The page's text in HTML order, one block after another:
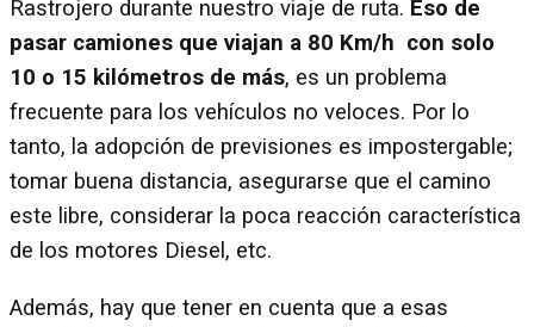
Rastrojero durante nuestro viaje de ruta. Eso de
pasar camiones que viajan a 80 Km/h con solo
10 o 15 kilómetros de más, es un problema
frecuente para los vehículos no veloces. Por lo
tanto, la adopción de previsiones es impostergable;
tomar buena distancia, asegurarse que el camino
este libre, considerar la poca reacción característica
de los motores Diesel, etc.
Además, hay que tener en cuenta que a esas